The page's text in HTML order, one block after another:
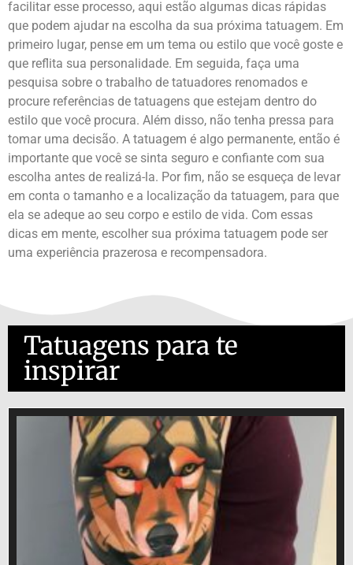
facilitar esse processo, aqui estão algumas dicas rápidas
que podem ajudar na escolha da sua próxima tatuagem. Em
primeiro lugar, pense em um tema ou estilo que você goste e
que reflita sua personalidade. Em seguida, faça uma
pesquisa sobre o trabalho de tatuadores renomados e
procure referências de tatuagens que estejam dentro do
estilo que você procura. Além disso, não tenha pressa para
tomar uma decisão. A tatuagem é algo permanente, então é
importante que você se sinta seguro e confiante com sua
escolha antes de realizá-la. Por fim, não se esqueça de levar
em conta o tamanho e a localização da tatuagem, para que
ela se adeque ao seu corpo e estilo de vida. Com essas
dicas em mente, escolher sua próxima tatuagem pode ser
uma experiência prazerosa e recompensadora.
Tatuagens para te
inspirar